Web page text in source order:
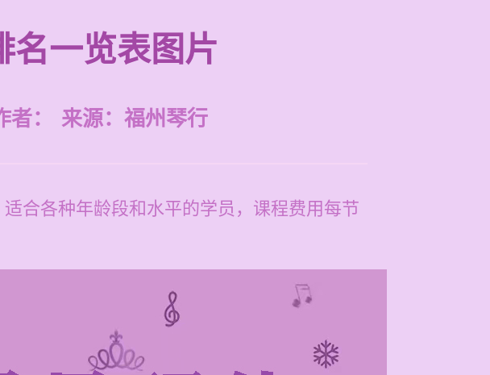
名一览表图片
者： 来源： 福州琴行
合各种年龄段和水平的学员，课程费用每节